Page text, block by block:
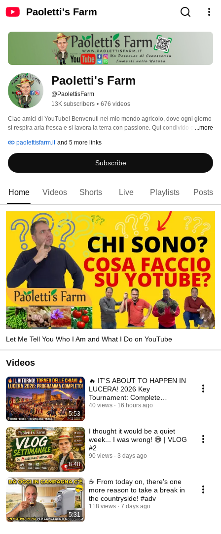
Paoletti's Farm
Paoletti's Farm
@PaolettisFarm
13K subscribers • 676 videos
Ciao amici di YouTube! Benvenuti nel mio mondo agricolo, dove ogni giorno
si respira aria fresca e si lavora la terra con passione. Qui condivido con voi
e dell'agricoltura. Se siete appassionati di vita all'aria aperta e volete
scoprire cosa c'è dietro ogni prodotto che arriva sulla vostra tavola, allora
siete nel posto giusto! Sul mio sito web potrete trovare articoli e
approfondimenti, mentre sui miei canali social, Instagram e Facebook, vi
agricola. Inoltre, potete seguirmi anche sul canale Telegram per rimanere
...more
paolettisfarm.it and 5 more links
Subscribe
Home Videos Shorts Live Playlists Posts
Let Me Tell You Who I Am and What I Do on YouTube
Videos
5:53
🔥 IT'S ABOUT TO HAPPEN IN
LUCERA! 2026 Key
Tournament: Complete
Program, Shows and
40 views 16 hours ago
8:48
I thought it would be a quiet
week... I was wrong! 😅 | VLOG
#2
90 views 3 days ago
5:31
☕ From today on, there's one
more reason to take a break in
the countryside! #adv
118 views 7 days ago